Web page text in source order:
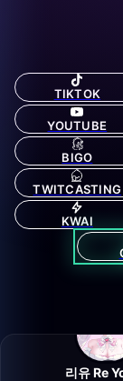
TIKTOK
YOUTUBE
BIGO
TWITCASTING
KWAI
리유 Re